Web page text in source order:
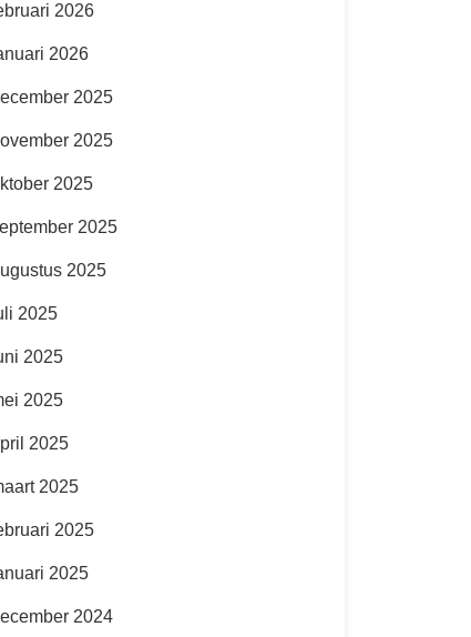
2026
2026
2025
2025
2025
2025
2025
2025
2025
2025
2025
2025
2025
2025
2024